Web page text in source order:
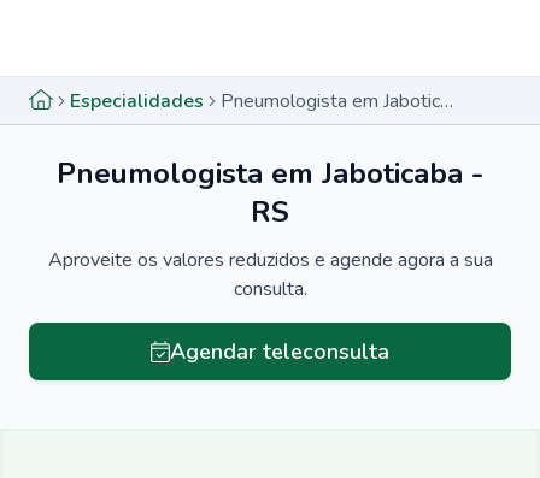
Especialidades Pneumologista em Jaboticaba - RS
Pneumologista em Jaboticaba -
RS
Aproveite os valores reduzidos e agende agora a sua
consulta.
Agendar teleconsulta